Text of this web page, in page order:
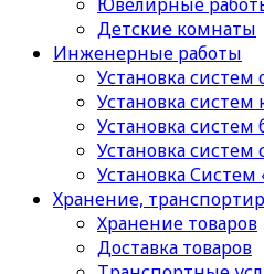
Детские комнаты
Инженерные работы
Установка систем
Установка
Установка систем
Установка
Установка
Хранение,
Хранение товаров
Доставка товаров